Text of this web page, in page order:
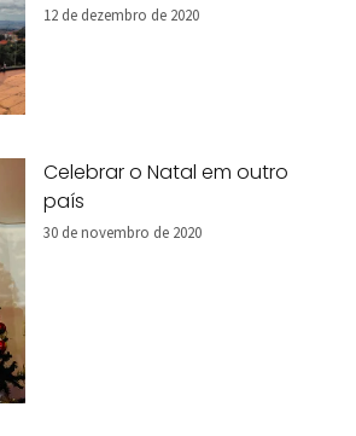
12 de dezembro de 2020
Celebrar o Natal em outro
país
30 de novembro de 2020